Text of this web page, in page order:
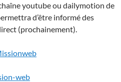
youtube ou dailymotion de
d’être informé des
(prochainement).
web